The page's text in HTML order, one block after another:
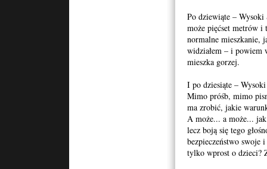
Po dziewiąte – Wysoki
może pięćset metrów i
normalne mieszkanie,
widziałem – i
mieszka gorzej.
I po dziesiąte –
Mimo próśb, mimo
ma zrobić, jakie
A może... a może...
lecz boją się tego
bezpieczeństwo
tylko wprost o dzieci?